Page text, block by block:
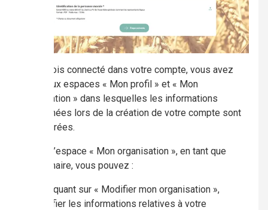
Une fois connecté dans votre compte, vous avez
accès aux espaces « Mon profil » et « Mon
organisation » dans lesquelles les informations
renseignées lors de la création de votre compte sont
enregistrées.
Depuis l’espace « Mon organisation », en tant que
gestionnaire, vous pouvez :
En cliquant sur « Modifier mon organisation »,
modifier les informations relatives à votre